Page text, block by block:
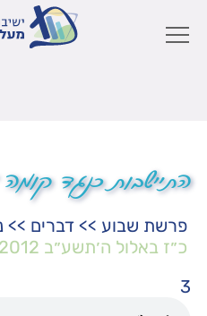
התיישבות כנגד
פרשת שבוע >> דברים >>
כ״ז באלול ה׳תשע״ב
3